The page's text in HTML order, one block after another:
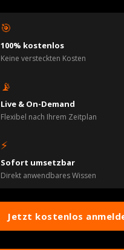
🎯
100% kostenlos
Keine versteckten Kosten
📡
Live & On-Demand
Flexibel nach Ihrem Zeitplan
⚡
Sofort umsetzbar
Direkt anwendbares Wissen
Jetzt kostenlos